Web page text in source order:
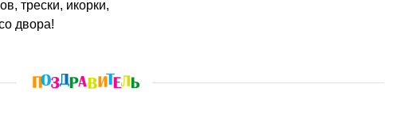
трески, икорки,
двора!